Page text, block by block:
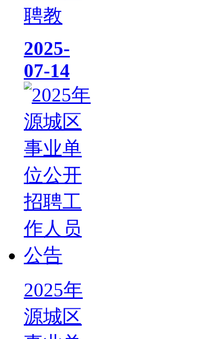
聘教
2025-
07-14
2025年
源城区